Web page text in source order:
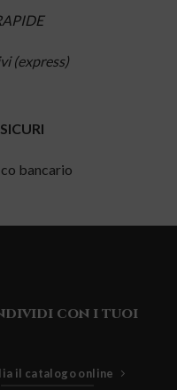
(express)
bancario
con i tuoi
il catalogo online